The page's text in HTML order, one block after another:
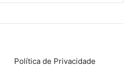
Política de Privacidade